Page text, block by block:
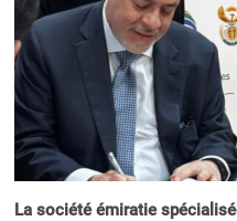
La société émiratie